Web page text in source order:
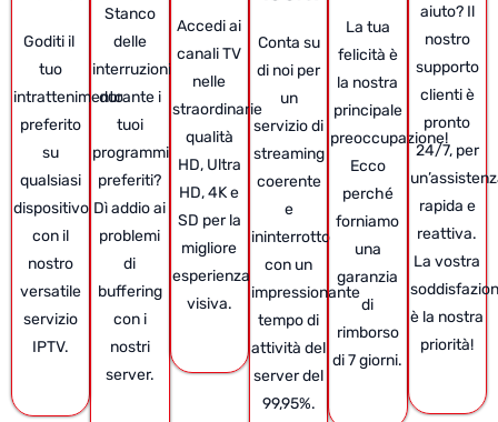
Goditi il ​​
tuo
intrattenimento
preferito
su
qualsiasi
dispositivo
con il
nostro
versatile
servizio
IPTV.
Stanco
delle
interruzioni
durante i
tuoi
programmi
preferiti?
Dì addio ai
problemi
di
buffering
con i
nostri
server.
Accedi ai
canali TV
nelle
straordinarie
qualità
HD, Ultra
HD, 4K e
SD per la
migliore
esperienza
visiva.
Conta su
di noi per
un
servizio di
streaming
coerente
e
ininterrotto
con un
impressionante
tempo di
attività del
server del
99,95%.
La tua
felicità è
la nostra
principale
preoccupazione!
Ecco
perché
forniamo
una
garanzia
di
rimborso
di 7 giorni.
aiuto? Il
nostro
supporto
clienti è
pronto
24/7, per
rapida e
reattiva.
La vostra
è la nostra
priorità!